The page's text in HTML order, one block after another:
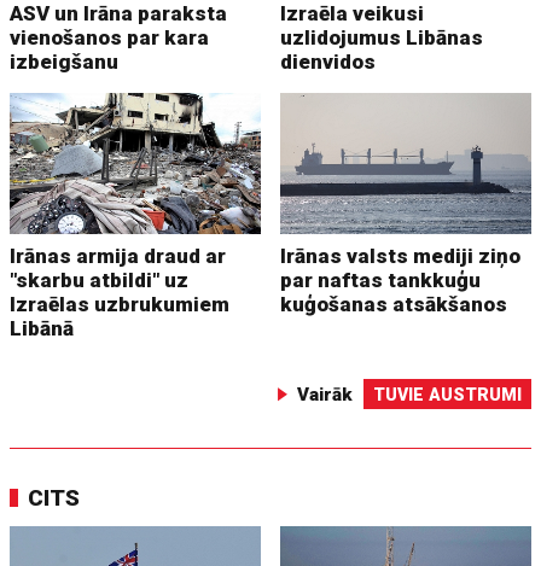
ASV un Irāna paraksta
vienošanos par kara
izbeigšanu
Izraēla veikusi
uzlidojumus Libānas
dienvidos
Irānas armija draud ar
"skarbu atbildi" uz
Izraēlas uzbrukumiem
Libānā
Irānas valsts mediji ziņo
par naftas tankkuģu
kuģošanas atsākšanos
Vairāk TUVIE AUSTRUMI
CITS